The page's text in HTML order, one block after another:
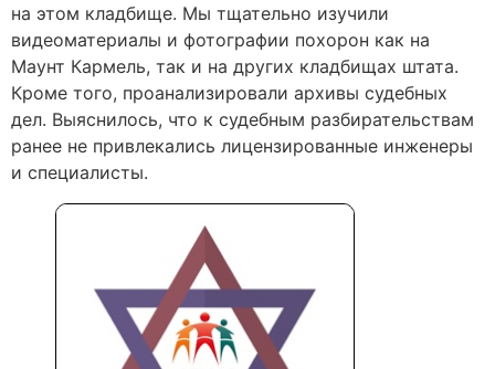
на этом кладбище. Мы тщательно изучили
видеоматериалы и фотографии похорон как на
Маунт Кармель, так и на других кладбищах штата.
Кроме того, проанализировали архивы судебных
дел. Выяснилось, что к судебным разбирательствам
ранее не привлекались лицензированные инженеры
и специалисты.